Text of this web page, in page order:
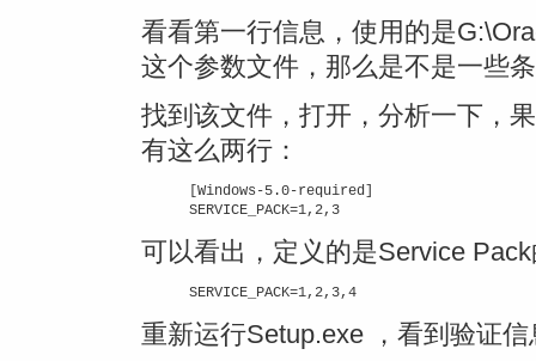
看看第一行信息，使用的是
这个参数文件，那么是不是一些
找到该文件，打开，分析一下，
有这么两行：
[Windows-5.0-required]
SERVICE_PACK=1,2,3
可以看出，定义的是Service
SERVICE_PACK=1,2,3,4
重新运行Setup.exe ，看到验证信